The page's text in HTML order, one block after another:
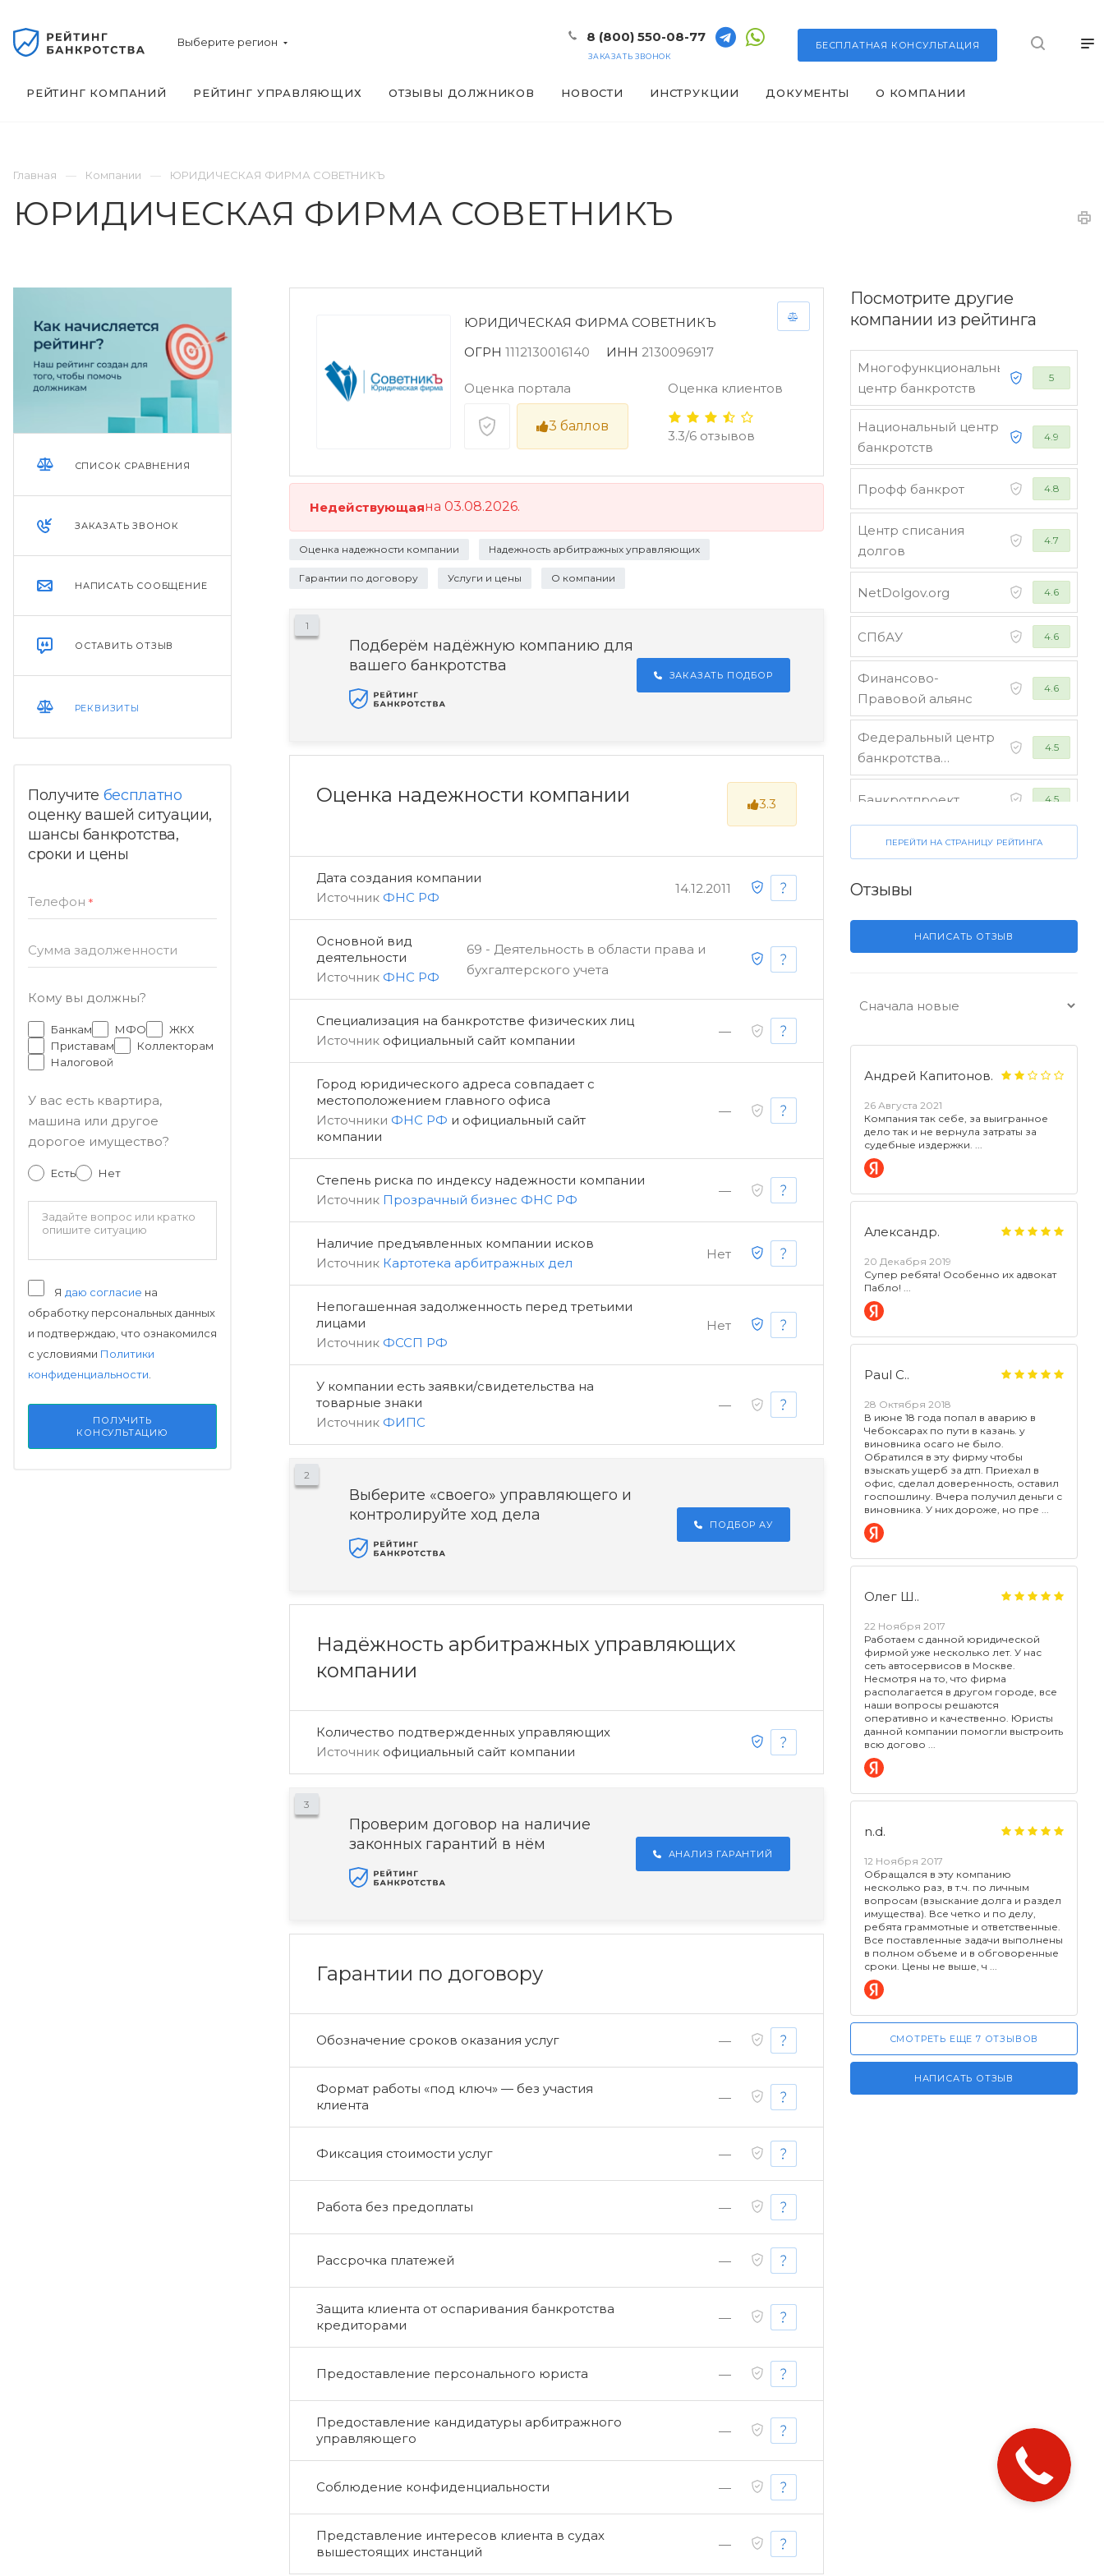
Выберите регион БЕСПЛАТНАЯ КОНСУЛЬТАЦИЯ
8 (800) 550-08-77
ЗАКАЗАТЬ ЗВОНОК
РЕЙТИНГ КОМПАНИЙ РЕЙТИНГ УПРАВЛЯЮЩИХ ОТЗЫВЫ ДОЛЖНИКОВ НОВОСТИ ИНСТРУКЦИИ ДОКУМЕНТЫ О КОМПАНИИ
Главная Компании ЮРИДИЧЕСКАЯ ФИРМА СОВЕТНИКЪ
ЮРИДИЧЕСКАЯ ФИРМА СОВЕТНИКЪ
СПИСОК СРАВНЕНИЯ
ЗАКАЗАТЬ ЗВОНОК
НАПИСАТЬ СООБЩЕНИЕ
ОСТАВИТЬ ОТЗЫВ
РЕКВИЗИТЫ
Получите бесплатно
оценку вашей ситуации,
шансы банкротства,
сроки и цены
Телефон *
Сумма задолженности
Кому вы должны?
Банкам МФО
ЖКХ
Приставам
Коллекторам
Налоговой
У вас есть квартира,
машина или другое
дорогое имущество?
Есть Нет
Я даю согласие на
обработку персональных данных
и подтверждаю, что ознакомился
с условиями Политики
конфиденциальности.
ПОЛУЧИТЬ
КОНСУЛЬТАЦИЮ
Посмотрите другие
компании из рейтинга
Многофункциональный
центр банкротств
5
Национальный центр
банкротств
4.9
Профф банкрот 4.8
Центр списания
долгов
4.7
NetDolgov.org 4.6
СПбАУ 4.6
Финансово-
Правовой альянс
4.6
Федеральный центр
банкротства
граждан
4.5
Банкротпроект 4.5
Коллегия юристов
"Финансист"
ПЕРЕЙТИ НА СТРАНИЦУ РЕЙТИНГА
Отзывы
НАПИСАТЬ ОТЗЫВ
Андрей Капитонов.
26 Августа 2021
Компания так себе, за выигранное
дело так и не вернула затраты за
судебные издержки.
Александр.
20 Декабря 2019
Супер ребята! Особенно их адвокат
Пабло!
Paul C..
28 Октября 2018
В июне 18 года попал в аварию в
Чебоксарах по пути в казань. у
виновника осаго не было.
Обратился в эту фирму чтобы
взыскать ущерб за дтп. Приехал в
офис, сделал доверенность, оставил
госпошлину. Вчера получил деньги с
виновника. У них дороже, но пре
Олег Ш..
22 Ноября 2017
Работаем с данной юридической
фирмой уже несколько лет. У нас
сеть автосервисов в Москве.
Несмотря на то, что фирма
располагается в другом городе, все
наши вопросы решаются
оперативно и качественно. Юристы
данной компании помогли выстроить
всю догово
n.d.
12 Ноября 2017
Обращался в эту компанию
несколько раз, в т.ч. по личным
вопросам (взыскание долга и раздел
имущества). Все четко и по делу,
ребята граммотные и ответственные.
Все поставленные задачи выполнены
в полном объеме и в обговоренные
сроки. Цены не выше, ч
СМОТРЕТЬ ЕЩЕ 7 ОТЗЫВОВ
НАПИСАТЬ ОТЗЫВ
ЮРИДИЧЕСКАЯ ФИРМА СОВЕТНИКЪ
ОГРН 1112130016140 ИНН 2130096917
Оценка портала
3 баллов
Оценка клиентов
3.3/6 отзывов
Недействующаяна 03.08.2026.
Оценка надежности компании Надежность арбитражных управляющих
Гарантии по договору Услуги и цены О компании
1
Подберём надёжную компанию для
вашего банкротства
ЗАКАЗАТЬ ПОДБОР
Оценка надежности компании 3.3
Дата создания компании
Источник ФНС РФ
14.12.2011
Основной вид
деятельности
Источник ФНС РФ
69 - Деятельность в области права и
бухгалтерского учета
Специализация на банкротстве физических лиц
Источник официальный сайт компании
—
Город юридического адреса совпадает с
местоположением главного офиса
Источники ФНС РФ и официальный сайт
компании
—
Степень риска по индексу надежности компании
Источник Прозрачный бизнес ФНС РФ
—
Наличие предъявленных компании исков
Источник Картотека арбитражных дел
Нет
Непогашенная задолженность перед третьими
лицами
Источник ФССП РФ
Нет
У компании есть заявки/свидетельства на
товарные знаки
Источник ФИПС
—
2
Выберите «своего» управляющего и
контролируйте ход дела
ПОДБОР АУ
Надёжность арбитражных управляющих
компании
Количество подтвержденных управляющих
Источник официальный сайт компании
3
Проверим договор на наличие
законных гарантий в нём
АНАЛИЗ ГАРАНТИЙ
Гарантии по договору
Обозначение сроков оказания услуг —
Формат работы «под ключ» — без участия
клиента
—
Фиксация стоимости услуг —
Работа без предоплаты —
Рассрочка платежей —
Защита клиента от оспаривания банкротства
кредиторами
—
Предоставление персонального юриста —
Предоставление кандидатуры арбитражного
управляющего
—
Соблюдение конфиденциальности —
Представление интересов клиента в судах
вышестоящих инстанций
—